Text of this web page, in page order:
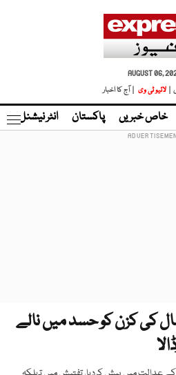
AUGUST 06,
|
لائیو ٹی وی | آج کا اخبار
خاص خبریں پاکستان انٹر نیشنل
سال کی کزن کو حسد میں نالے